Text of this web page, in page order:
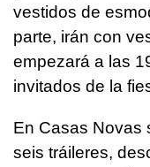
vestidos de
parte, irán con
empezará a las
invitados de la
En Casas Novas
seis tráileres,